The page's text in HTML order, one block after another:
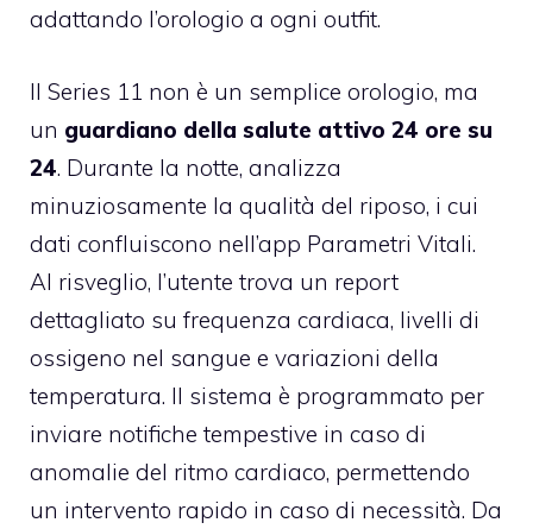
adattando l’orologio a ogni outfit.
Il Series 11 non è un semplice orologio, ma
un guardiano della salute attivo 24 ore su
24. Durante la notte, analizza
minuziosamente la qualità del riposo, i cui
dati confluiscono nell’app Parametri Vitali.
Al risveglio, l’utente trova un report
dettagliato su frequenza cardiaca, livelli di
ossigeno nel sangue e variazioni della
temperatura. Il sistema è programmato per
inviare notifiche tempestive in caso di
anomalie del ritmo cardiaco, permettendo
un intervento rapido in caso di necessità. Da